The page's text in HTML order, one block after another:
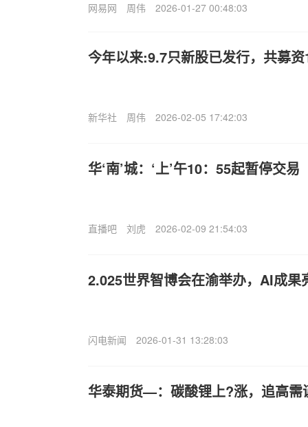
网易网 周伟 2026-01-27 00:48:03
今年以来:9.7只新股已发行，共募
新华社 周伟 2026-02-05 17:42:03
华‘南’城：‘上’午10：55起暂停交易
直播吧 刘虎 2026-02-09 21:54:03
2.025世界智博会在渝举办，AI成果
闪电新闻 2026-01-31 13:28:03
华泰期货—：碳酸锂上?涨，追高需